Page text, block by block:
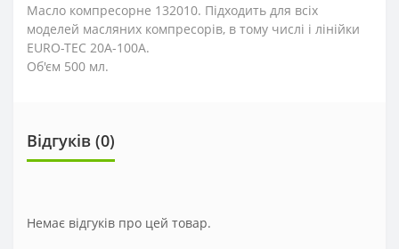
Масло компресорне 132010. Підходить для всіх
моделей масляних компресорів, в тому числі і лінійки
EURO-TEC 20A-100A.
Об'єм 500 мл.
Відгуків (0)
Немає відгуків про цей товар.